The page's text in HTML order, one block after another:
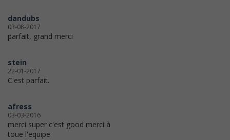
dandubs
03-08-2017
parfait, grand merci
stein
22-01-2017
C'est parfait.
afress
03-03-2016
merci super c'est good merci à
toue l'equipe